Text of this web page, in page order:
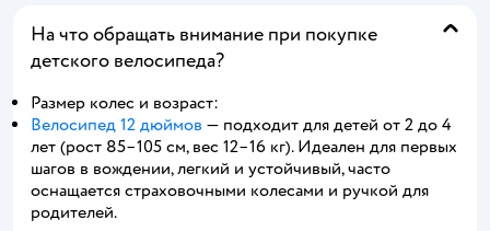
На что обращать внимание при покупке
детского велосипеда?
Размер колес и возраст:
Велосипед 12 дюймов — подходит для детей от 2 до 4
лет (рост 85–105 см, вес 12–16 кг). Идеален для первых
шагов в вождении, легкий и устойчивый, часто
оснащается страховочными колесами и ручкой для
родителей.